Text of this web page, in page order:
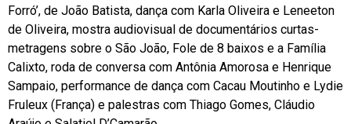
Forró’, de João Batista, dança com Karla Oliveira e Leneeton
de Oliveira, mostra audiovisual de documentários curtas-
metragens sobre o São João, Fole de 8 baixos e a Família
Calixto, roda de conversa com Antônia Amorosa e Henrique
Sampaio, performance de dança com Cacau Moutinho e Lydie
Fruleux (França) e palestras com Thiago Gomes, Cláudio